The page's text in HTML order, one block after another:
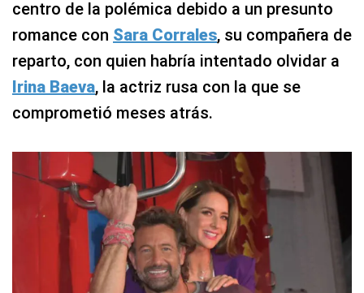
centro de la polémica debido a un presunto
romance con Sara Corrales, su compañera de
reparto, con quien habría intentado olvidar a
Irina Baeva, la actriz rusa con la que se
comprometió meses atrás.